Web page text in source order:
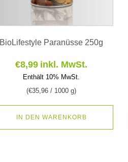
BioLifestyle Paranüsse 250g
€8,99 inkl. MwSt.
Enthält 10% MwSt.
(€35,96 / 1000 g)
IN DEN WARENKORB